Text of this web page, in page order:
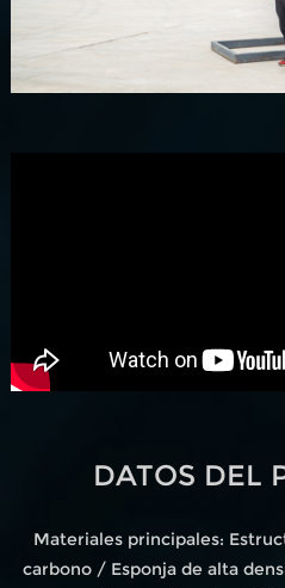
DATOS DEL
Materiales principales:
carbono / Esponja de alta